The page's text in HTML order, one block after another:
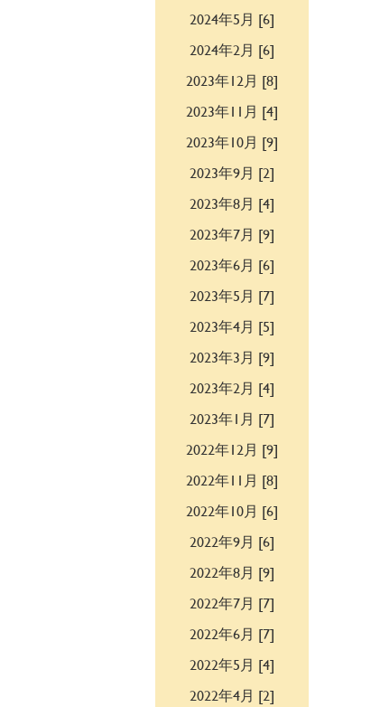
2024年5月 [6]
2024年2月 [6]
2023年12月 [8]
2023年11月 [4]
2023年10月 [9]
2023年9月 [2]
2023年8月 [4]
2023年7月 [9]
2023年6月 [6]
2023年5月 [7]
2023年4月 [5]
2023年3月 [9]
2023年2月 [4]
2023年1月 [7]
2022年12月 [9]
2022年11月 [8]
2022年10月 [6]
2022年9月 [6]
2022年8月 [9]
2022年7月 [7]
2022年6月 [7]
2022年5月 [4]
2022年4月 [2]